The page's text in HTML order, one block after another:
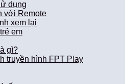
dụng
với Remote
xem lại
em
gì?
truyền hình FPT Play